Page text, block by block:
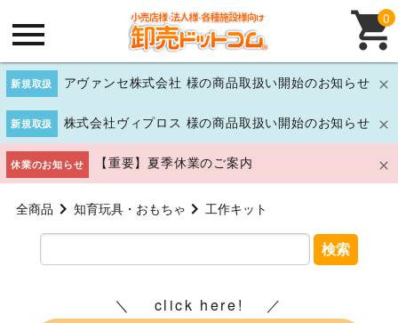
新規取扱 アヴァンセ株式会社 様の商品取扱い開始のお知らせ
新規取扱 株式会社ヴィプロス 様の商品取扱い開始のお知らせ
休業のお知らせ 【重要】夏季休業のご案内
0
全商品 知育玩具・おもちゃ 工作キット
検索
click here!